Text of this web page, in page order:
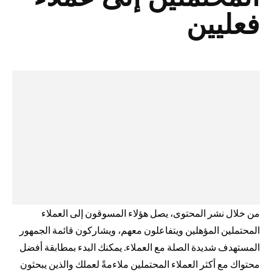
فعليين
من خلال نشر المحتوى، يصل هؤلاء المسوقون إلى العملاء
المحتملين المؤهلين ويتفاعلون معهم، ويشاركون قائمة الجمهور
المستهدف شديدة الصلة مع العملاء. يمكنك البدء بمطابقة أفضل
محتواك مع أكثر العملاء المحتملين ملاءمةً لعملك والذين يبحثون